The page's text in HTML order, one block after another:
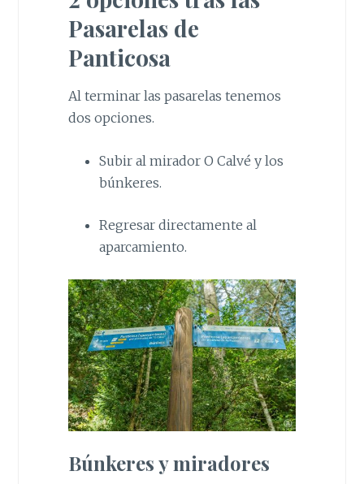
Pasarelas de
Panticosa
Al terminar las pasarelas tenemos
dos opciones.
Subir al mirador O Calvé y los
búnkeres.
Regresar directamente al
aparcamiento.
Búnkeres y miradores